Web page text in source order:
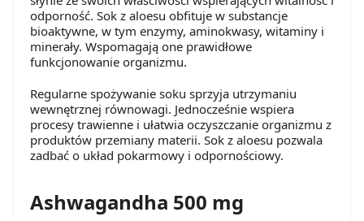
odporność. Sok z aloesu obfituje w substancje
bioaktywne, w tym enzymy, aminokwasy, witaminy i
minerały. Wspomagają one prawidłowe
funkcjonowanie organizmu.
Regularne spożywanie soku sprzyja utrzymaniu
wewnętrznej równowagi. Jednocześnie wspiera
procesy trawienne i ułatwia oczyszczanie organizmu z
produktów przemiany materii. Sok z aloesu pozwala
zadbać o układ pokarmowy i odpornościowy.
Ashwagandha 500 mg